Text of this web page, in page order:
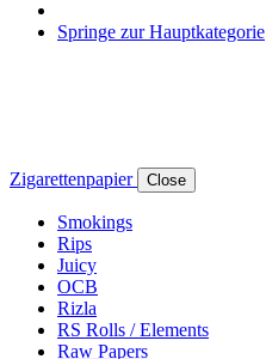
Springe zur Hauptkategorie
Zigarettenpapier Close
Smokings
Rips
Juicy
OCB
Rizla
RS Rolls / Elements
Raw Papers